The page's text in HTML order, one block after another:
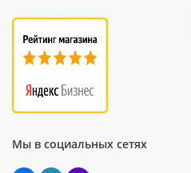
Мы в социальных сетях